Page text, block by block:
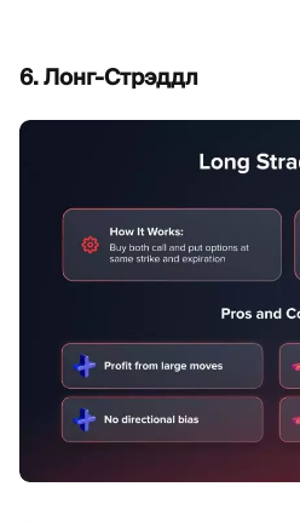
6. Лонг-Стрэддл